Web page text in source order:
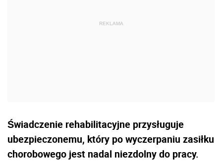
Świadczenie rehabilitacyjne przysługuje
ubezpieczonemu, który po wyczerpaniu zasiłku
chorobowego jest nadal niezdolny do pracy.